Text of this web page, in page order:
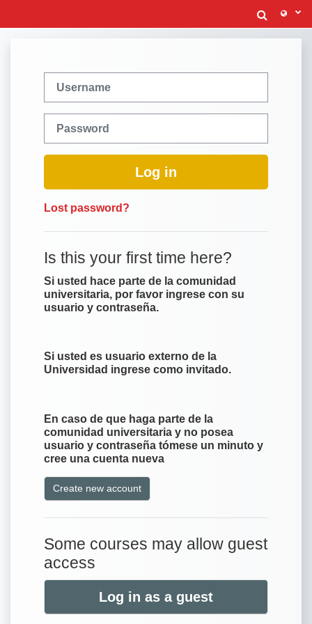
Log in
Lost password?
Is this your first time here?
Si usted hace parte de la comunidad
universitaria, por favor ingrese con su
usuario y contraseña.
Si usted es usuario externo de la
Universidad ingrese como invitado.
En caso de que haga parte de la
comunidad universitaria y no posea
usuario y contraseña tómese un minuto y
cree una cuenta nueva
Create new account
Some courses may allow guest
access
Log in as a guest